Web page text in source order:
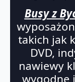
Busy z
takich jak
DVD,
nawiewy
wygodne